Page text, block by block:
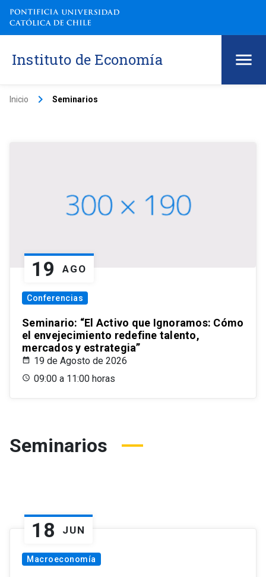
Instituto de Economía
Inicio keyboard_arrow_right Seminarios
19 AGO
Conferencias
Seminario: “El Activo que Ignoramos: Cómo
el envejecimiento redefine talento,
mercados y estrategia”
19 de Agosto de 2026
09:00 a 11:00 horas
Seminarios
18 JUN
Macroeconomía